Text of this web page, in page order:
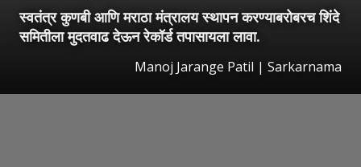
स्वतंत्र कुणबी आणि मराठा मंत्रालय स्थापन करण्याबरोबरच शिंदे
समितीला मुदतवाढ देऊन रेकॉर्ड तपासायला लावा.
Manoj Jarange Patil | Sarkarnama